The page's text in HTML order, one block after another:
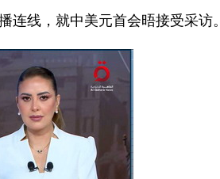
连线，就中美元首会晤接受采访。